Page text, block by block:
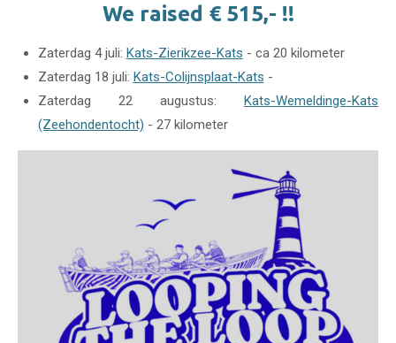
We raised € 515,- !!
Zaterdag 4 juli: Kats-Zierikzee-Kats - ca 20 kilometer
Zaterdag 18 juli: Kats-Colijnsplaat-Kats -
Zaterdag 22 augustus:
Kats-Wemeldinge-Kats
(Zeehondentocht) - 27 kilometer